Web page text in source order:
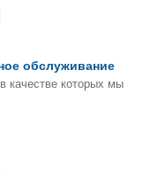
обслуживание
качестве которых мы